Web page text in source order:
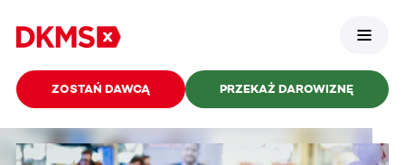
ZOSTAŃ DAWCĄ PRZEKAŻ DAROWIZNĘ